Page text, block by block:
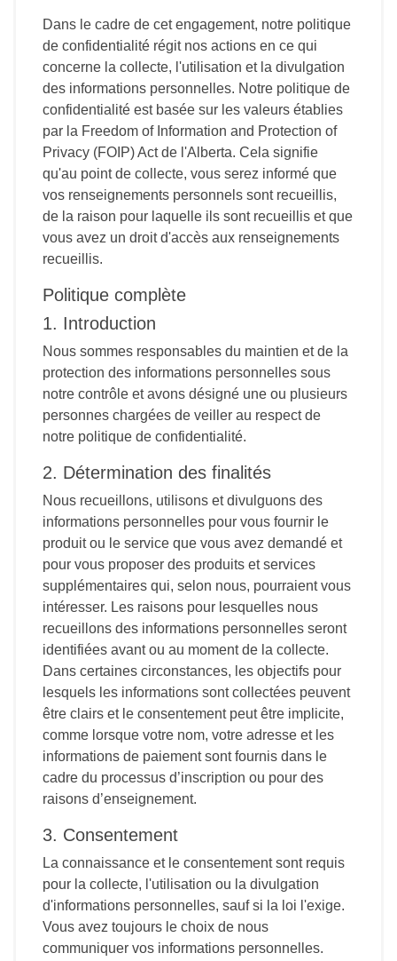
Dans le cadre de cet engagement, notre politique
de confidentialité régit nos actions en ce qui
concerne la collecte, l'utilisation et la divulgation
des informations personnelles. Notre politique de
confidentialité est basée sur les valeurs établies
par la Freedom of Information and Protection of
Privacy (FOIP) Act de l'Alberta. Cela signifie
qu'au point de collecte, vous serez informé que
vos renseignements personnels sont recueillis,
de la raison pour laquelle ils sont recueillis et que
vous avez un droit d'accès aux renseignements
recueillis.
Politique complète
1. Introduction
Nous sommes responsables du maintien et de la
protection des informations personnelles sous
notre contrôle et avons désigné une ou plusieurs
personnes chargées de veiller au respect de
notre politique de confidentialité.
2. Détermination des finalités
Nous recueillons, utilisons et divulguons des
informations personnelles pour vous fournir le
produit ou le service que vous avez demandé et
pour vous proposer des produits et services
supplémentaires qui, selon nous, pourraient vous
intéresser. Les raisons pour lesquelles nous
recueillons des informations personnelles seront
identifiées avant ou au moment de la collecte.
Dans certaines circonstances, les objectifs pour
lesquels les informations sont collectées peuvent
être clairs et le consentement peut être implicite,
comme lorsque votre nom, votre adresse et les
informations de paiement sont fournis dans le
cadre du processus d’inscription ou pour des
raisons d’enseignement.
3. Consentement
La connaissance et le consentement sont requis
pour la collecte, l'utilisation ou la divulgation
d'informations personnelles, sauf si la loi l'exige.
Vous avez toujours le choix de nous
communiquer vos informations personnelles.